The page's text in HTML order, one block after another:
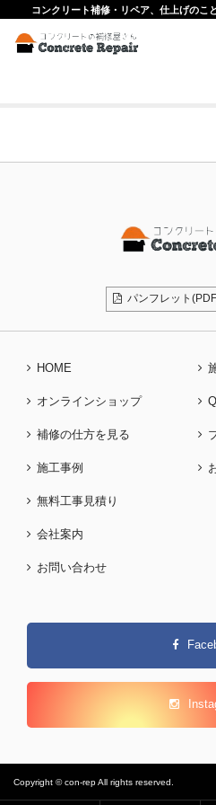
コンクリート補修・リペア、仕上げのこ
パンフレット
HOME
オンラインショップ
補修の仕方を見る
施工事例
無料工事見積り
会社案内
お問い合わせ
Copyright © con-rep All rights reserved.